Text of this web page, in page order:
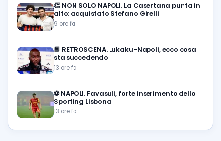
👏 NON SOLO NAPOLI. La Casertana punta in
alto: acquistato Stefano Girelli
9 ore fa
📘 RETROSCENA. Lukaku-Napoli, ecco cosa
sta succedendo
13 ore fa
⚽️ NAPOLI. Favasuli, forte inserimento dello
Sporting Lisbona
13 ore fa